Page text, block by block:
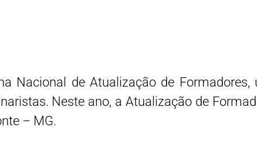
Nacional de Atualização de
Neste ano, a Atualização de
– MG.